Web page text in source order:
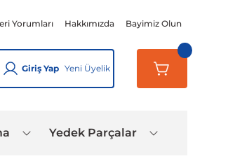
Yorumları Hakkımızda Bayimiz Olun
Giriş Yap Yeni Üyelik
Yedek Parçalar